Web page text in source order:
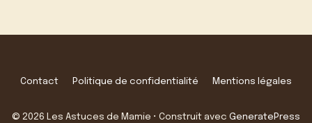
Contact Politique de confidentialité Mentions légales
© 2026 Les Astuces de Mamie • Construit avec GeneratePress